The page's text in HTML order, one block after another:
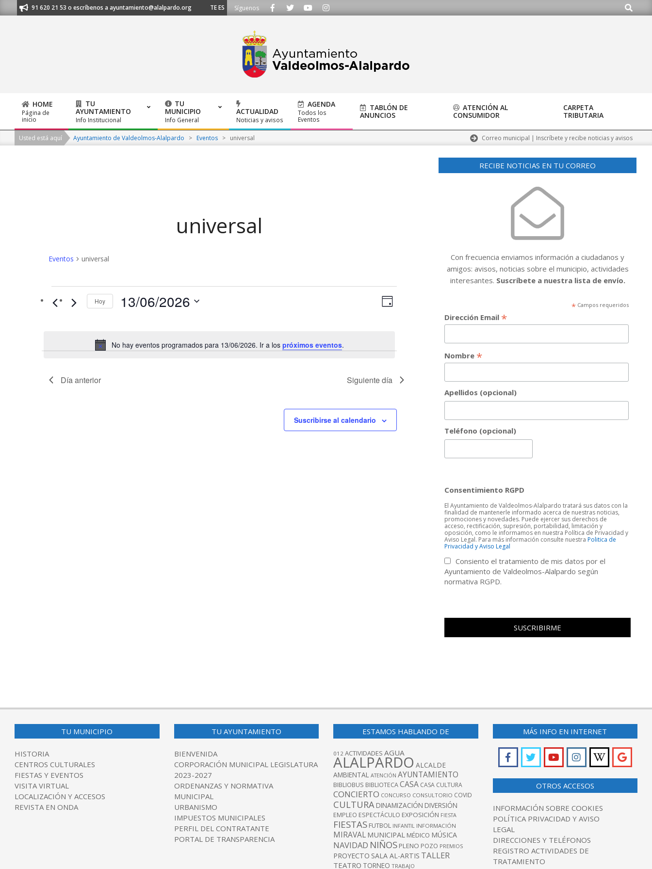
to
al 91 620 21 53 o escríbenos a ayuntamiento@alalpardo.org TE ESCUCHAMOS - Llámanos al 91 620 21 53 o escríbenos a ayuntamiento@alalpardo.org
Síguenos Buscar
Primary
Navigation
Menu
HOME
Página de
inicio
TU
AYUNTAMIENTO
Info Institucional
TU
MUNICIPIO
Info General
ACTUALIDAD
Noticias y avisos
AGENDA
Todos los
Eventos
TABLÓN DE
ANUNCIOS
ATENCIÓN AL
CONSUMIDOR
CARPETA
TRIBUTARIA
Usted está aquí Ayuntamiento de Valdeolmos-Alalpardo > Eventos > universal Correo municipal | Inscríbete y recibe noticias y avisos
universal
Eventos universal
Eventos
en
Aviso
No hay eventos programados para 13/06/2026. Ir a los próximos eventos.
N
e
a
i
ó
N
a
g
i
n
Día
Hoy 13/06/2026
Día anterior Siguiente día
Suscribirse al calendario
RECIBE NOTICIAS EN TU CORREO
Con frecuencia enviamos información a ciudadanos y
amigos: avisos, noticias sobre el municipio, actividades
interesantes. Suscríbete a nuestra lista de envío.
* Campos requeridos
Dirección Email *
Nombre *
Apellidos (opcional)
Teléfono (opcional)
Consentimiento RGPD
El Ayuntamiento de Valdeolmos-Alalpardo tratará sus datos con la
finalidad de mantenerle informado acerca de nuestras noticias,
promociones y novedades. Puede ejercer sus derechos de
acceso, rectificación, supresión, portabilidad, limitación y
oposición, como le informamos en nuestra Política de Privacidad y
Aviso Legal. Para más información consulte nuestraPolitica de
Privacidad y Aviso Legal
Consiento el tratamiento de mis datos por el
Ayuntamiento de Valdeolmos-Alalpardo según
normativa RGPD.
TU MUNICIPIO
HISTORIA
CENTROS CULTURALES
FIESTAS Y EVENTOS
VISITA VIRTUAL
LOCALIZACIÓN Y ACCESOS
REVISTA EN ONDA
TU AYUNTAMIENTO
BIENVENIDA
CORPORACIÓN MUNICIPAL LEGISLATURA
2023-2027
ORDENANZAS Y NORMATIVA
MUNICIPAL
URBANISMO
IMPUESTOS MUNICIPALES
PERFIL DEL CONTRATANTE
PORTAL DE TRANSPARENCIA
ESTAMOS HABLANDO DE
012 ACTIVIDADES AGUA
ALALPARDO ALCALDE
AMBIENTAL ATENCIÓN AYUNTAMIENTO
BIBLIOBUS BIBLIOTECACASA CASA CULTURA
CONCIERTO CONCURSO CONSULTORIO COVID
CULTURA DINAMIZACIÓN DIVERSIÓN
EMPLEO ESPECTÁCULO EXPOSICIÓN FIESTA
FIESTAS FUTBOL INFANTIL INFORMACIÓN
MIRAVAL MUNICIPAL MÉDICO MÚSICA
NAVIDAD NIÑOS PLENO POZO PREMIOS
PROYECTO SALA AL-ARTIS TALLER
TEATRO TORNEO TRABAJO
MÁS INFO EN INTERNET
OTROS ACCESOS
INFORMACIÓN SOBRE COOKIES
POLÍTICA PRIVACIDAD Y AVISO
LEGAL
DIRECCIONES Y TELÉFONOS
REGISTRO ACTIVIDADES DE
TRATAMIENTO